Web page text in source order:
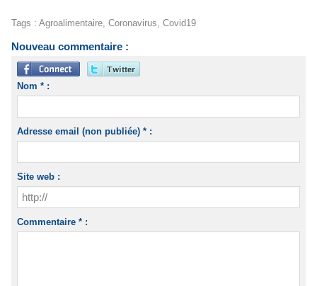
Tags : Agroalimentaire Coronavirus Covid19
Nouveau commentaire :
Nom * :
Adresse email (non publiée) * :
Site web :
Commentaire * :